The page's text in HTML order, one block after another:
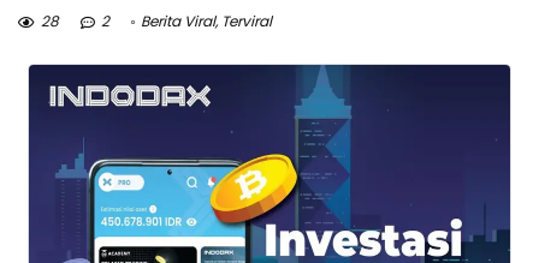
28 2 Berita Viral, Terviral